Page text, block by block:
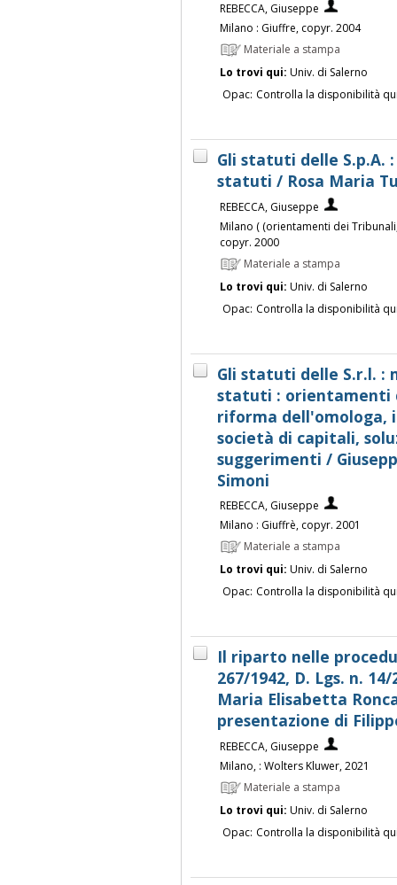
REBECCA, Giuseppe
Milano : Giuffre, copyr. 2004
Materiale a stampa
Lo trovi qui: Univ. di Salerno
Opac: Controlla la disponibilità
Gli statuti delle S.p.A.
statuti / Rosa Maria
REBECCA, Giuseppe
Milano ( (orientamenti dei
copyr. 2000
Materiale a stampa
Lo trovi qui: Univ. di Salerno
Opac: Controlla la disponibilità
Gli statuti delle S.r.l. :
statuti : orientamenti
riforma
società di capitali,
suggerimenti /
Simoni
REBECCA, Giuseppe
Milano : Giuffrè, copyr. 2001
Materiale a stampa
Lo trovi qui: Univ. di Salerno
Opac: Controlla la disponibilità
Il riparto nelle
267/1942, D. Lgs. n.
Maria Elisabetta
presentazione di
REBECCA, Giuseppe
Milano, : Wolters Kluwer, 2021
Materiale a stampa
Lo trovi qui: Univ. di Salerno
Opac: Controlla la disponibilità